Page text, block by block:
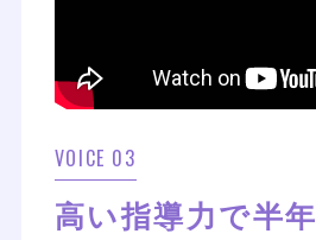
VOICE 03
高い指導力で半